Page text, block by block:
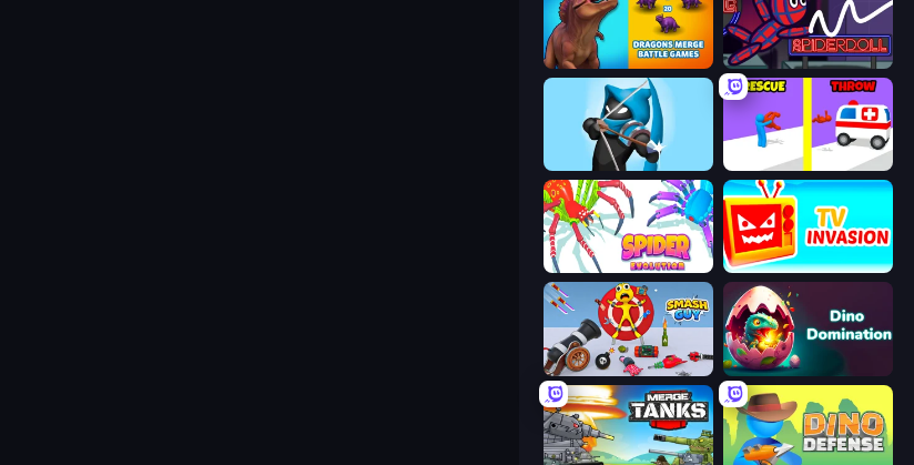
Dragons Merge: Battle Games SpiderDoll
Rescue Throw
Spider Evolution: Runner Game TV Invasion
Smash Guy: Ragdoll Punch Hero Dino Domination